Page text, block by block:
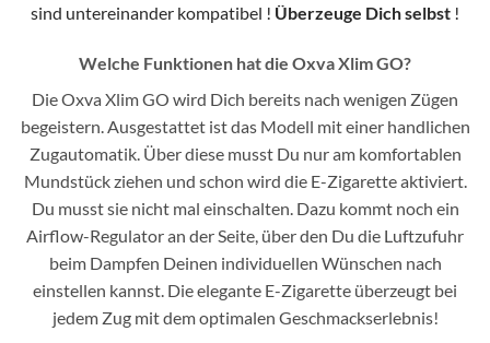
sind untereinander kompatibel ! Überzeuge Dich selbst !
Welche Funktionen hat die Oxva Xlim GO?
Die Oxva Xlim GO wird Dich bereits nach wenigen Zügen
begeistern. Ausgestattet ist das Modell mit einer handlichen
Zugautomatik. Über diese musst Du nur am komfortablen
Mundstück ziehen und schon wird die E-Zigarette aktiviert.
Du musst sie nicht mal einschalten. Dazu kommt noch ein
Airflow-Regulator an der Seite, über den Du die Luftzufuhr
beim Dampfen Deinen individuellen Wünschen nach
einstellen kannst. Die elegante E-Zigarette überzeugt bei
jedem Zug mit dem optimalen Geschmackserlebnis!